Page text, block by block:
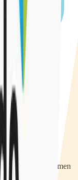
Vul dan het
We nemen